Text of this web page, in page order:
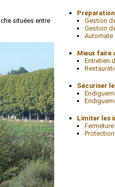
situées entre
Gestion
Gestion
Automate
Mieux faire
Entretien
Sécuriser
Limiter les
Fermeture